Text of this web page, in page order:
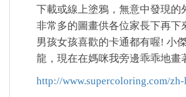
下載或線上塗鴉，無意中發現的
非常多的圖畫供各位家長下再下
男孩女孩喜歡的卡通都有喔! 小
龍，現在在媽咪我旁邊乖乖地畫
http://www.supercoloring.com/zh-